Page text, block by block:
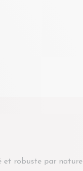
et robuste par nature